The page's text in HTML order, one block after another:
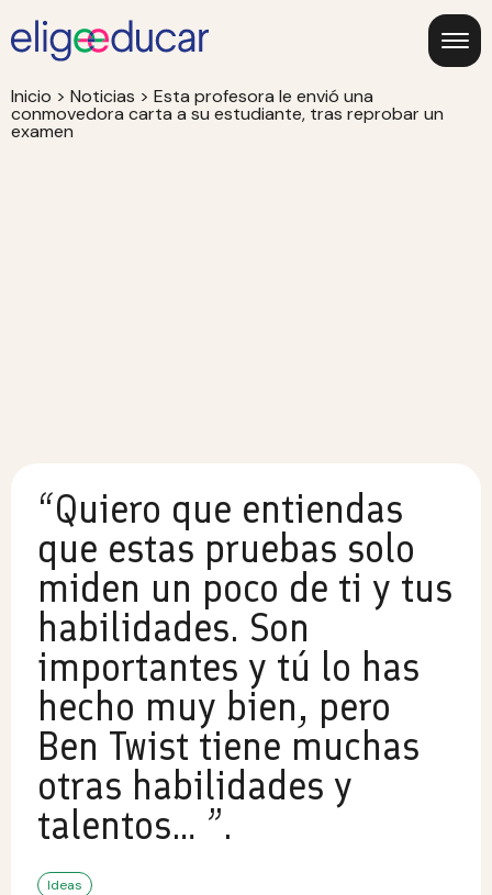
Inicio > Noticias > Esta profesora le envió una
conmovedora carta a su estudiante, tras reprobar un
examen
“Quiero que entiendas
que estas pruebas solo
miden un poco de ti y tus
habilidades. Son
importantes y tú lo has
hecho muy bien, pero
Ben Twist tiene muchas
otras habilidades y
talentos… ”.
Ideas